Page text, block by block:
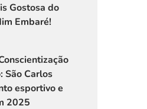
Gostosa do
Embaré!
São Carlos
esportivo e
2025